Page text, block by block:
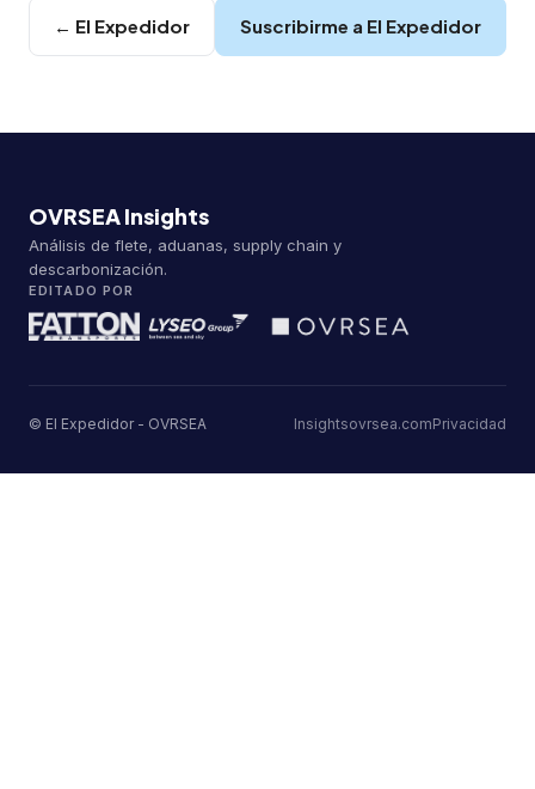
← El Expedidor Suscribirme a El Expedidor
OVRSEA Insights
Análisis de flete, aduanas, supply chain y
descarbonización.
EDITADO POR
© El Expedidor - OVRSEA Insightsovrsea.comPrivacidad